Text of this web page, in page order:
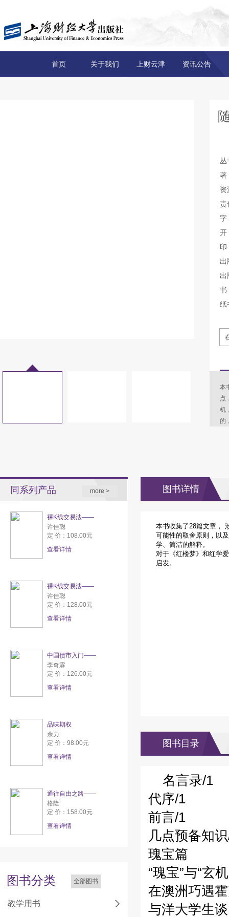
首页 关于我们 上财云津 资讯公告
丛
著
资
责
出
出
纸
本
点
机
的
同系列产品 more >
裸K线交易法——
许佳聪
定 价：108.00元
查看详情
裸K线交易法——
许佳聪
定 价：128.00元
查看详情
中国债市入门——
李奇霖
定 价：126.00元
查看详情
品味期权
余力
定 价：98.00元
查看详情
通往自由之路——
格隆
定 价：158.00元
查看详情
图书分类 全部图书
教学用书
图书详情
本书收集了28篇文章，
可能性的取舍原则，以
学、简洁的解释。
对于《红楼梦》和红学
启发。
图书目录
名言录/1
代序/1
前言/1
几点预备知
瑰宝篇
“瑰宝”与“玄
在澳洲巧遇
与洋大学生